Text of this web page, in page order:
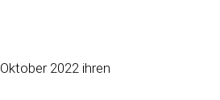
2022 ihren